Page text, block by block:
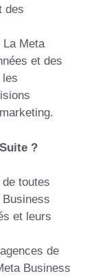
des
La Meta
et des
les
?
toutes
et leurs
de
Business